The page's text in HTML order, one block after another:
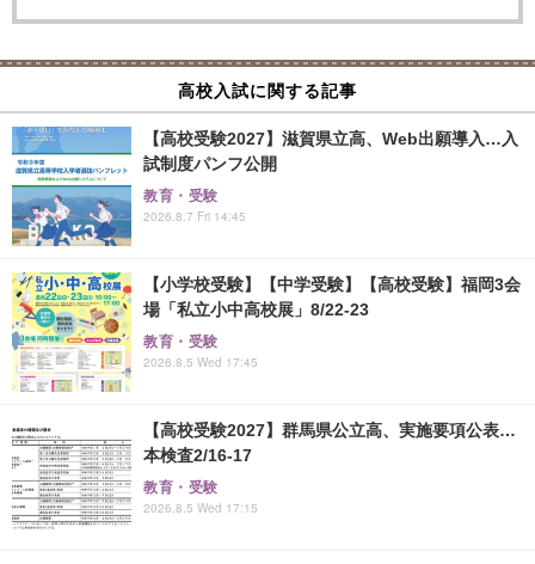
高校入試に関する記事
【高校受験2027】滋賀県立高、Web出願導入…入
試制度パンフ公開
教育・受験
2026.8.7 Fri 14:45
【小学校受験】【中学受験】【高校受験】福岡3会
場「私立小中高校展」8/22-23
教育・受験
2026.8.5 Wed 17:45
【高校受験2027】群馬県公立高、実施要項公表…
本検査2/16-17
教育・受験
2026.8.5 Wed 17:15